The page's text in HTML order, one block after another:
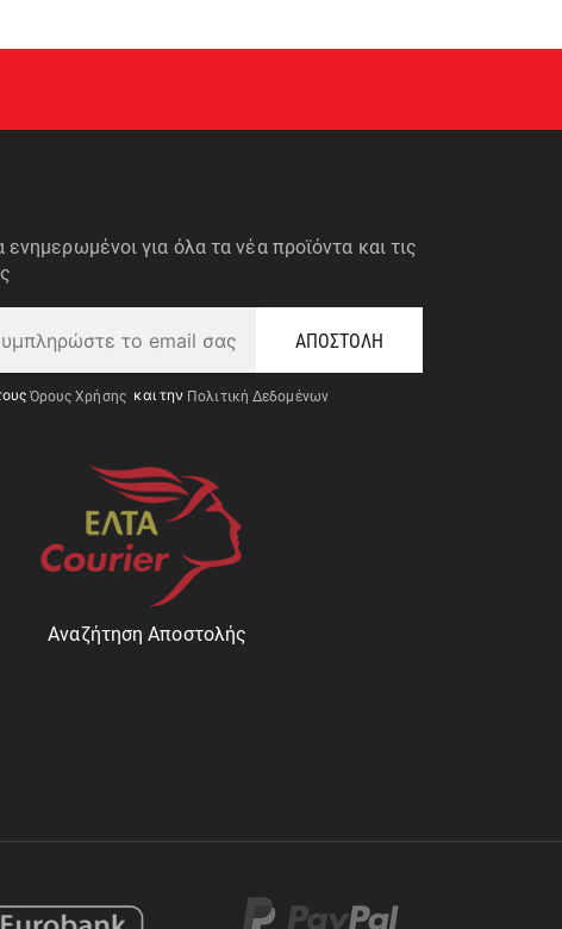
για όλα τα νέα προϊόντα και τις
ΑΠΟΣΤΟΛΗ
Όρους Χρήσης και την Πολιτική Δεδομένων
Αναζήτηση Αποστολής